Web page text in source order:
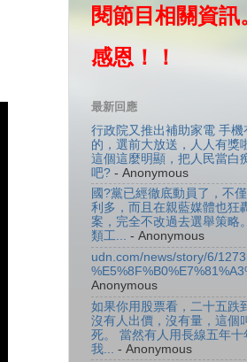
閱節目相關資訊
感恩！！
最新回應
行政院又推出補助家電 手機
的，選前大放送，人人有獎
這個這麼明顯，把人民當白
吧? - Anonymous
國?黨已經徹底動員了，不
利多，而且在親藍媒體也狂
案，完全不改過去選舉策略
類工... - Anonymous
udn.com/news/story/6/
Anonymous
如果你用股票看，二十五跌
沒有人出價，沒有量，這個
死。 當然有人用長線五年十
我...
- Anonymous